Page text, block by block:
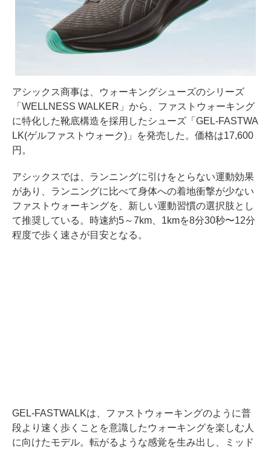
アシックス商事は、ウォーキングシューズのシリーズ
「WELLNESS WALKER」から、ファストウォーキング
に特化した靴底構造を採用したシューズ「GEL-FASTWA
LK(ゲルファストウォーク)」を発売した。価格は17,600
円。
アシックスでは、ランニングに引けをとらない運動効果
があり、ランニングに比べて身体への着地衝撃が少ない
ファストウォーキングを、新しい運動習慣の選択肢とし
て推奨している。時速約5～7km、1kmを8分30秒〜12分
程度で歩く速さが目安となる。
GEL-FASTWALKは、ファストウォーキングのように普
段より速く歩くことを意識したウォーキングを楽しむ人
に向けたモデル。転がるような感覚を生み出し、ミッド